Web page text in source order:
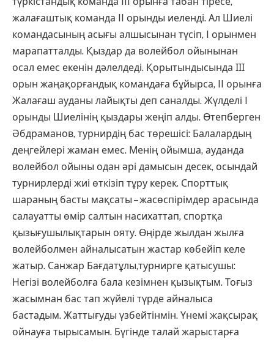
жалағаштық команда II орынды иеленді. Ал Шиелі
командасының асығы алшысынан түсіп, I орынмен
марапатталды. Қыздар да волейбол ойынынан
осал емес екенін дәлелдеді. Қорытындысында ІІІ
орын жаңақорғандық командаға бұйырса, II орынға
Жалағаш ауданы лайықты деп саналды. Жүлделі I
орынды Шиелінің қыздары жеңіп алды. Өтепберген
Әбдраманов, турнирдің бас төрешісі: Балалардың
деңгейлері жаман емес. Менің ойымша, ауданда
волейбол ойыны одан әрі дамысын десек, осындай
турнирлерді жиі өткізіп тұру керек. Спорттық
шараның басты мақсаты – жасөспірімдер арасында
салауатты өмір салтын насихаттап, спортқа
қызығушылықтарын ояту. Өңірде жылдан жылға
волейболмен айналысатын жастар көбейіп келе
жатыр. Санжар Бағдатұлы,турнирге қатысушы:
Негізі волейболға бала кезімнен қызықтым. Тоғыз
жасымнан бас тап жүйелі түрде айналыса
бастадым. Жаттығуды үзбейтінмін. Үнемі жақсырақ
ойнауға тырысамын. Бүгінде талай жарыстарға